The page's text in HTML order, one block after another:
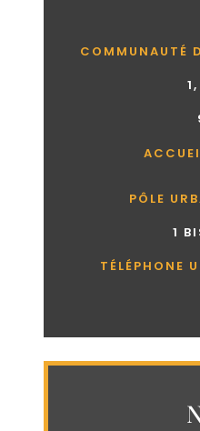
COMMUNAUTÉ
PÔLE
1
TÉLÉPHONE